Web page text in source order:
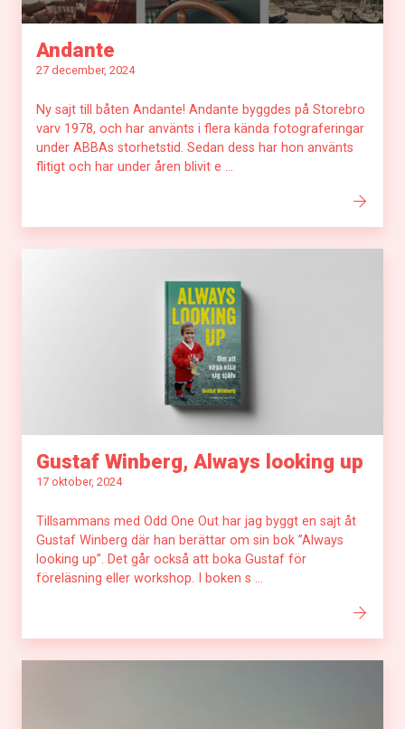
Andante
27 december, 2024
Ny sajt till båten Andante! Andante byggdes på Storebro
varv 1978, och har använts i flera kända fotograferingar
under ABBAs storhetstid. Sedan dess har hon använts
flitigt och har under åren blivit e ...
Gustaf Winberg, Always looking up
17 oktober, 2024
Tillsammans med Odd One Out har jag byggt en sajt åt
Gustaf Winberg där han berättar om sin bok ”Always
looking up”. Det går också att boka Gustaf för
föreläsning eller workshop. I boken s ...